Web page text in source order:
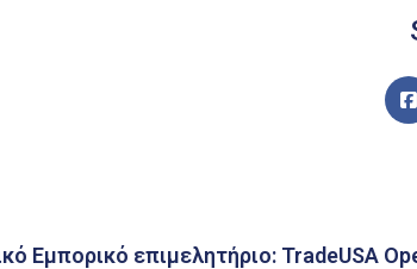
Εμπορικό επιμελητήριο: TradeUSA